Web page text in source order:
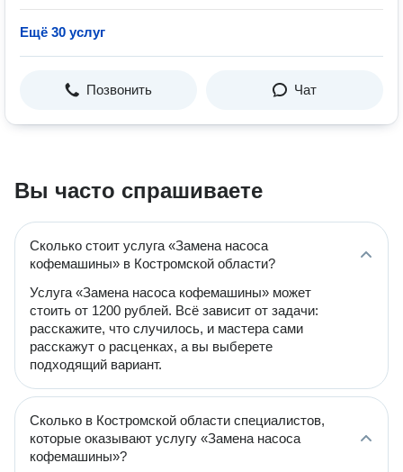
Ещё 30 услуг
Позвонить Чат
Вы часто спрашиваете
Сколько стоит услуга «Замена насоса
кофемашины» в Костромской области?
Услуга «Замена насоса кофемашины» может
стоить от 1200 рублей. Всё зависит от задачи:
расскажите, что случилось, и мастера сами
расскажут о расценках, а вы выберете
подходящий вариант.
Сколько в Костромской области специалистов,
которые оказывают услугу «Замена насоса
кофемашины»?